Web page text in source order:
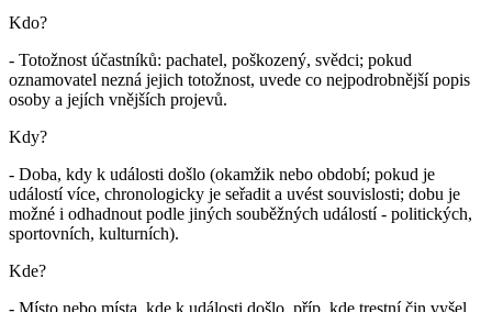
Kdo?
- Totožnost účastníků: pachatel, poškozený, svědci; pokud
oznamovatel nezná jejich totožnost, uvede co nejpodrobnější popis
osoby a jejích vnějších projevů.
Kdy?
- Doba, kdy k události došlo (okamžik nebo období; pokud je
událostí více, chronologicky je seřadit a uvést souvislosti; dobu je
možné i odhadnout podle jiných souběžných událostí - politických,
sportovních, kulturních).
Kde?